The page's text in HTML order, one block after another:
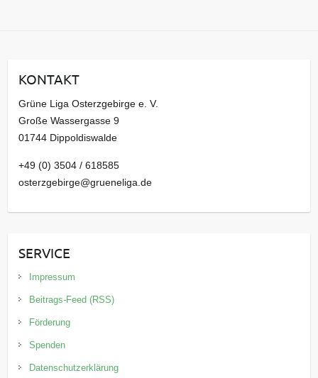
v
KONTAKT
Grüne Liga Osterzgebirge e. V.
Große Wassergasse 9
01744 Dippoldiswalde
+49 (0) 3504 / 618585
osterzgebirge@grueneliga.de
SERVICE
Impressum
Beitrags-Feed (RSS)
Förderung
Spenden
Datenschutzerklärung